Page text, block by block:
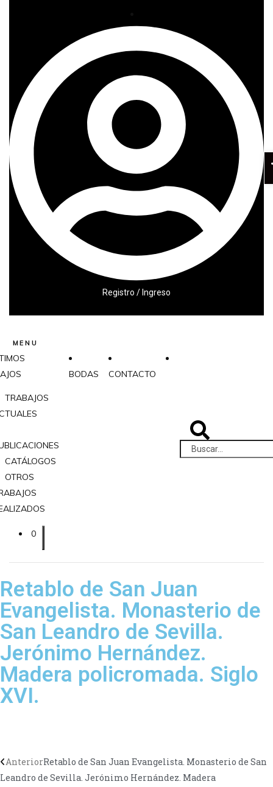
Registro / Ingreso
MENU
TRABAJOS
CATÁLOGOS
OTROS
BODAS CONTACTO
0
Retablo de San Juan
Evangelista. Monasterio de
San Leandro de Sevilla.
Jerónimo Hernández.
Madera policromada. Siglo
XVI.
AnteriorRetablo de San Juan Evangelista. Monasterio de San
Leandro de Sevilla. Jerónimo Hernández. Madera